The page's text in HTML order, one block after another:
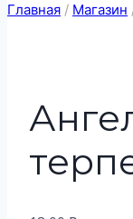
Главная / Магазин